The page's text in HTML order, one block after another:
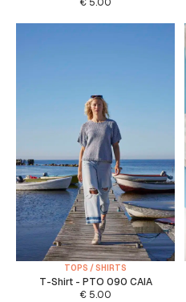
TOPS / SHIRTS
T-Shirt - PTO 090 CAIA
€ 5.00